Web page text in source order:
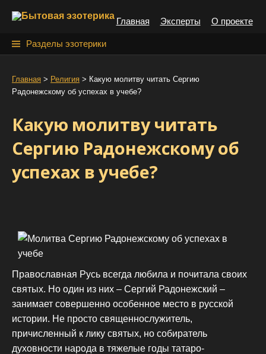
Главная Эксперты О проекте
Разделы эзотерики
Главная > Религия > Какую молитву читать Сергию
Радонежскому об успехах в учебе?
Какую молитву читать
Сергию Радонежскому об
успехах в учебе?
Православная Русь всегда любила и почитала своих
святых. Но один из них – Сергий Радонежский –
занимает совершенно особенное место в русской
истории. Не просто священнослужитель,
причисленный к лику святых, но собиратель
духовности народа в тяжелые годы татаро-